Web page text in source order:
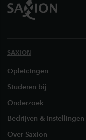
SAXION
Opleidingen
Studeren bij
Onderzoek
Bedrijven & Instellingen
Over Saxion